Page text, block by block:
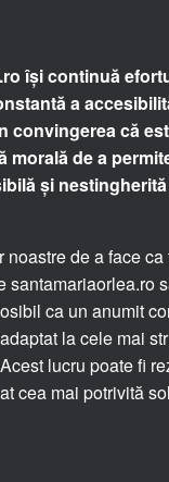
își continuă
a
convingerea că
morală de a
și
noastre de a face
santamariaorlea.ro
ca un anumit
la cele mai
lucru poate fi
cea mai potrivită